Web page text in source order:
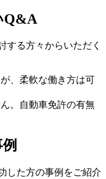
Q&A
する方々からいただく
、柔軟な働き方は可
。自動車免許の有無
した方の事例をご紹介